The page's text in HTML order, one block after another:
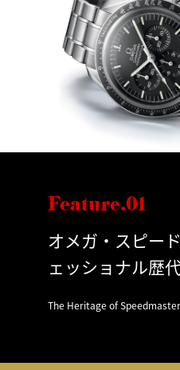
Feature.01
オメガ・スピー
ェッショナル歴
The Heritage of Speedmaster